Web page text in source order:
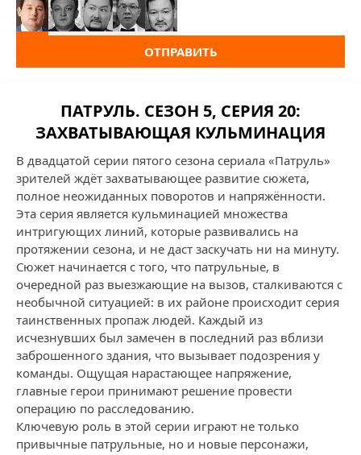
ОТПРАВИТЬ
ПАТРУЛЬ. СЕЗОН 5, СЕРИЯ 20:
ЗАХВАТЫВАЮЩАЯ КУЛЬМИНАЦИЯ
В двадцатой серии пятого сезона сериала «Патруль»
зрителей ждёт захватывающее развитие сюжета,
полное неожиданных поворотов и напряжённости.
Эта серия является кульминацией множества
интригующих линий, которые развивались на
протяжении сезона, и не даст заскучать ни на минуту.
Сюжет начинается с того, что патрульные, в
очередной раз выезжающие на вызов, сталкиваются с
необычной ситуацией: в их районе происходит серия
таинственных пропаж людей. Каждый из
исчезнувших был замечен в последний раз вблизи
заброшенного здания, что вызывает подозрения у
команды. Ощущая нарастающее напряжение,
главные герои принимают решение провести
операцию по расследованию.
Ключевую роль в этой серии играют не только
привычные патрульные, но и новые персонажи,